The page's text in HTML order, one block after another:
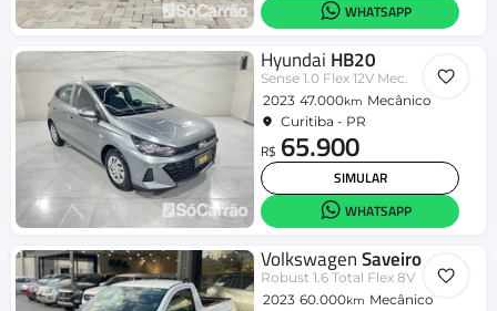
WHATSAPP
Hyundai HB20
Sense 1.0 Flex 12V Mec.
2023 47.000km Mecânico
Curitiba - PR
R$ 65.900
SIMULAR
WHATSAPP
VolkswagenSaveiro
Robust 1.6 Total Flex 8V
2023 60.000km Mecânico